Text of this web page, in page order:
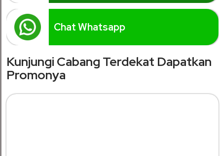
Chat Whatsapp
Kunjungi Cabang Terdekat Dapatkan
Promonya